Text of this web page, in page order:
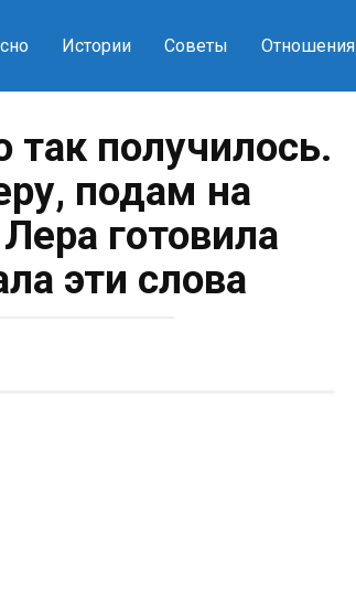
Истории Советы Отношения
получилось.
подам на
готовила
эти слова